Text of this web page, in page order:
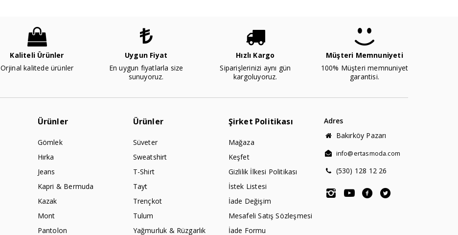
Kaliteli Ürünler
Orjinal kalitede ürünler
Uygun Fiyat
En uygun fiyatlarla size
sunuyoruz.
Hızlı Kargo
Siparişlerinizi aynı gün
kargoluyoruz.
Müşteri Memnuniyeti
100% Müşteri memnuniyet
garantisi.
Ürünler
Gömlek
Hırka
Jeans
Kapri & Bermuda
Kazak
Mont
Pantolon
Ürünler
Süveter
Sweatshirt
T-Shirt
Tayt
Trençkot
Tulum
Yağmurluk & Rüzgarlık
Şirket Politikası
Mağaza
Keşfet
Gizlilik İlkesi Politikası
İstek Listesi
İade Değişim
Mesafeli Satış Sözleşmesi
İade Formu
Adres
Bakırköy Pazarı
info@ertasmoda.com
(530) 128 12 26